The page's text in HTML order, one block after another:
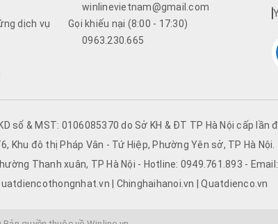
dịch vụ
winlinevietnam@gmail.com
Gọi khiếu nại (8:00 - 17:30)
0963.230.665
số & MST: 0106085370 do Sở KH & ĐT TP Hà Nội cấp lần
Khu đô thị Pháp Vân - Tứ Hiệp, Phường Yên sở, TP Hà Nội.
Thanh xuân, TP Hà Nội - Hotline: 0949.761.893 -
| Chinghaihanoi.vn | Quatdienco.vn